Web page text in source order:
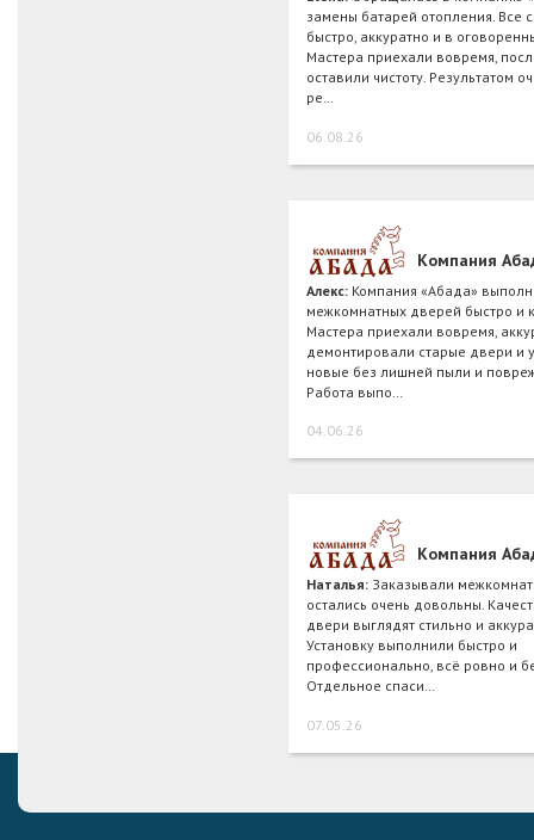
замены батарей отопления. Все
быстро, аккуратно и в
Мастера приехали вовремя,
оставили чистоту. Результатом
ре…
06.08.26
Компания
Алекс: Компания «Абада»
межкомнатных дверей быстро и
Мастера приехали вовремя,
демонтировали старые двери и
новые без лишней пыли и
Работа выпо…
04.06.26
Компания
Наталья: Заказывали
остались очень довольны.
двери выглядят стильно и
Установку выполнили быстро и
профессионально, всё ровно и
Отдельное спаси…
07.05.26